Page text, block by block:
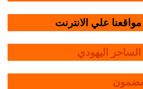
علي الانترنت
اليهودي